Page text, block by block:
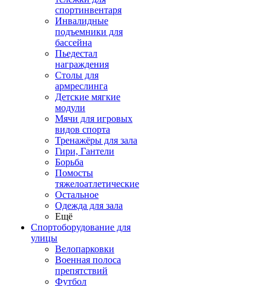
спортинвентаря
Инвалидные
подъемники для
бассейна
Пьедестал
награждения
Столы для
армреслинга
Детские мягкие
модули
Мячи для игровых
видов спорта
Тренажёры для зала
Гири, Гантели
Борьба
Помосты
тяжелоатлетические
Остальное
Одежда для зала
Ещё
Спортоборудование для
улицы
Велопарковки
Военная полоса
препятствий
Футбол